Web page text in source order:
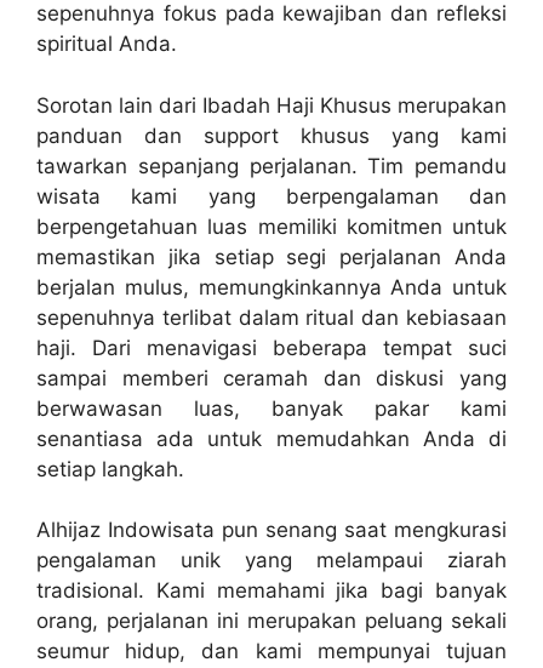
sepenuhnya fokus pada kewajiban dan refleksi
spiritual Anda.
Sorotan lain dari Ibadah Haji Khusus merupakan
panduan dan support khusus yang kami
tawarkan sepanjang perjalanan. Tim pemandu
wisata kami yang berpengalaman dan
berpengetahuan luas memiliki komitmen untuk
memastikan jika setiap segi perjalanan Anda
berjalan mulus, memungkinkannya Anda untuk
sepenuhnya terlibat dalam ritual dan kebiasaan
haji. Dari menavigasi beberapa tempat suci
sampai memberi ceramah dan diskusi yang
berwawasan luas, banyak pakar kami
senantiasa ada untuk memudahkan Anda di
setiap langkah.
Alhijaz Indowisata pun senang saat mengkurasi
pengalaman unik yang melampaui ziarah
tradisional. Kami memahami jika bagi banyak
orang, perjalanan ini merupakan peluang sekali
seumur hidup, dan kami mempunyai tujuan